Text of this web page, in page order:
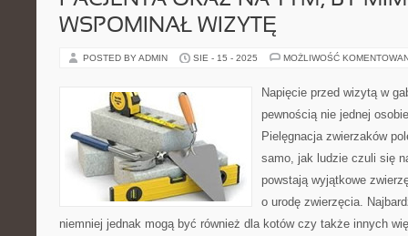
WSPOMINAŁ WIZYTĘ
POSTED BY ADMIN SIE - 15 - 2025 MOŻLIWOŚĆ
Napięcie przed wizytą w
pewnością nie jednej
Pielęgnacja zwierzaków
samo, jak ludzie czuli się
powstają wyjątkowe
o urodę zwierzęcia.
niemniej jednak mogą być również dla kotów czy także innych